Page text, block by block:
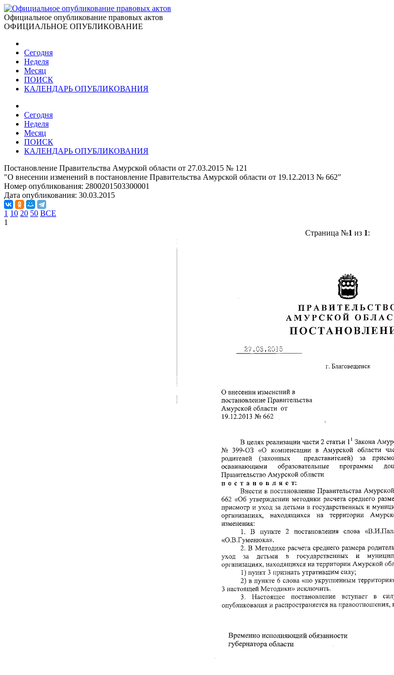
Официальное опубликование правовых актов
ОФИЦИАЛЬНОЕ ОПУБЛИКОВАНИЕ
Сегодня
Неделя
Месяц
ПОИСК
КАЛЕНДАРЬ ОПУБЛИКОВАНИЯ
Сегодня
Неделя
Месяц
ПОИСК
КАЛЕНДАРЬ ОПУБЛИКОВАНИЯ
Постановление Правительства Амурской области от 27.03.2015 № 121
"О внесении изменений в постановление Правительства Амурской области от 19.12.2013 № 662"
Номер опубликования: 2800201503300001
Дата опубликования: 30.03.2015
1 10 20 50 ВСЕ
1
Страница №1 из 1: